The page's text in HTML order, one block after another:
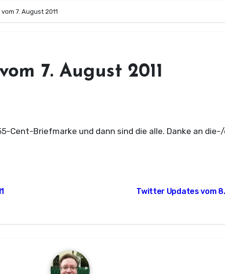
7. August 2011
7. August 2011
Cent-Briefmarke und dann sind die alle. Danke an
Twitter Updates vom